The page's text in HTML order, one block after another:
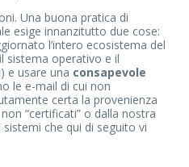
Una buona pratica di
esige innanzitutto due cose:
l’intero ecosistema del
sistema operativo e il
e usare una consapevole
le e-mail di cui non
certa la provenienza
“certificati” o dalla nostra
che qui di seguito vi